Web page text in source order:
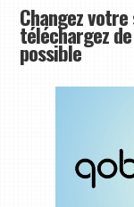
Changez
téléchargez
possible